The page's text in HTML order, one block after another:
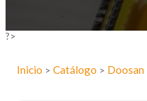
?>
Inicio > Catálogo > Doosan